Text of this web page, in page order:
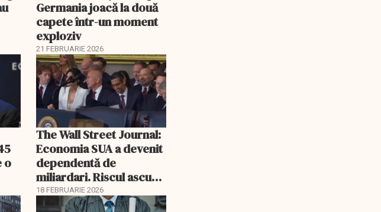
Germania joacă la două
capete într-un moment
exploziv
21 FEBRUARIE 2026
o
The Wall Street Journal:
Economia SUA a devenit
dependentă de
miliardari. Riscul ascuns
pentru burse și consum
18 FEBRUARIE 2026